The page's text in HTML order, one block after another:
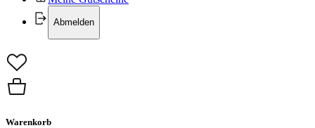
Abmelden
Warenkorb